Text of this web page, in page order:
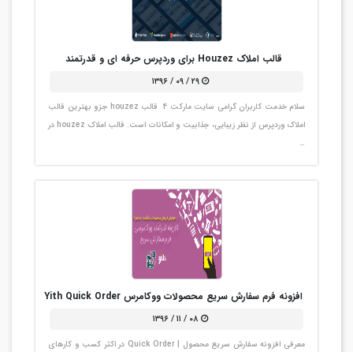
قالب املاک Houzez برای وردپرس حرفه ای و قدرتمند
۲۹ / ۰۹ / ۱۳۹۶
سلام خدمت کاربران گرامی سایت مارکت 4 قالب houzez جزو بهترین قالب
املاک وردپرس از نظر زیبایی، جذابیت و امکانات است. قالب املاک houzez در
…
افزونه فرم سفارش سریع محصولات ووکامرس Yith Quick Order
۰۸ / ۱۱ / ۱۳۹۶
معرفی افزونه سفارش سریع محصول | Quick Order در اکثر کسب و کارهای